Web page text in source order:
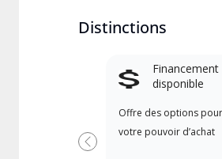
Distinctions
Financement
disponible
Offre des options
votre pouvoir d’achat
Précédent